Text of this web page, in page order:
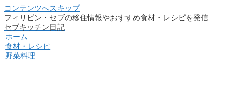
コンテンツへスキップ
フィリピン・セブの移住情報やおすすめ食材・レシピを発信
セブキッチン日記
ホーム
食材・レシピ
野菜料理